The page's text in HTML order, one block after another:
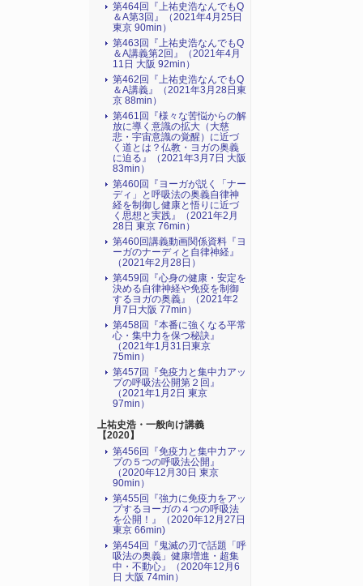
第464回『上祐史浩なんでもQ
＆A第3回』（2021年4月25日
東京 90min）
第463回『上祐史浩なんでもQ
＆A講義第2回』（2021年4月
11日 大阪 92min）
第462回『上祐史浩なんでもQ
＆A講義』（2021年3月28日東
京 88min）
第461回『様々な苦悩からの解
放に導く意識の拡大（大慈
悲・宇宙意識の覚醒）に近づ
く道とは？仏教・ヨガの奥義
に迫る』（2021年3月7日 大阪
83min）
第460回『ヨーガが説く「ナー
ディ」と呼吸法の奥義自律神
経を制御し健康と悟りに近づ
く思想と実践』（2021年2月
28日 東京 76min）
第460回講義動画関係資料『ヨ
ーガのナーディと自律神経』
（2021年2月28日）
第459回『心身の健康・安定を
決める自律神経や免疫を制御
するヨガの奥義』（2021年2
月7日大阪 77min）
第458回『本番に強くなる平常
心・集中力を保つ秘訣』
（2021年1月31日東京
75min）
第457回『免疫力と集中力アッ
プの呼吸法公開第２回』
（2021年1月2日 東京
97min）
上祐史浩・一般向け講義
【2020】
第456回『免疫力と集中力アッ
プの５つの呼吸法公開』
（2020年12月30日 東京
90min）
第455回『強力に免疫力をアッ
プするヨーガの４つの呼吸法
を公開！』（2020年12月27日
東京 66min)
第454回『鬼滅の刃で話題「呼
吸法の奥義」健康増進・超集
中・不動心』（2020年12月6
日 大阪 74min）